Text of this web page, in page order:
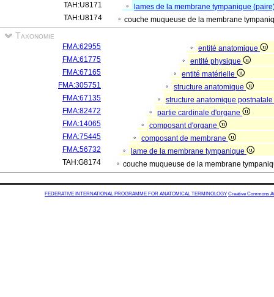
TAH:U8171
lames de la membrane tympanique
TAH:U8174
couche muqueuse de la membrane
Taxonomie
FMA:62955
entité anatomique
FMA:61775
entité physique
FMA:67165
entité matérielle
FMA:305751
structure anatomique
FMA:67135
structure anatomique postnatale
FMA:82472
partie cardinale d'organe
FMA:14065
composant d'organe
FMA:75445
composant de membrane
FMA:56732
lame de la membrane tympanique
TAH:G8174
couche muqueuse de la membrane
FEDERATIVE INTERNATIONAL PROGRAMME FOR ANATOMICAL TERMINOLOGY Creative Commons